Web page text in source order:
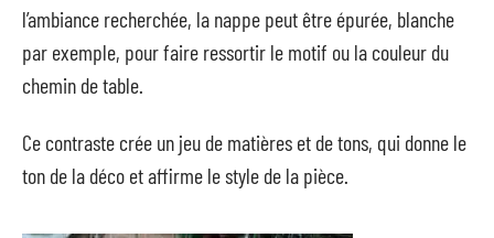
l’ambiance recherchée, la nappe peut être épurée, blanche
par exemple, pour faire ressortir le motif ou la couleur du
chemin de table.
Ce contraste crée un jeu de matières et de tons, qui donne le
ton de la déco et affirme le style de la pièce.